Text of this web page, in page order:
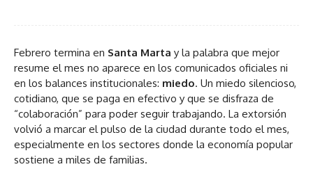
Febrero termina en Santa Marta y la palabra que mejor
resume el mes no aparece en los comunicados oficiales ni
en los balances institucionales: miedo. Un miedo silencioso,
cotidiano, que se paga en efectivo y que se disfraza de
“colaboración” para poder seguir trabajando. La extorsión
volvió a marcar el pulso de la ciudad durante todo el mes,
especialmente en los sectores donde la economía popular
sostiene a miles de familias.